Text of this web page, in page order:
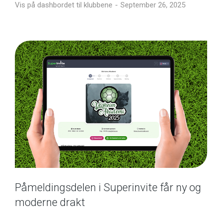
Vis på dashbordet til klubbene September 26, 2025
Påmeldingsdelen i Superinvite får ny og
moderne drakt